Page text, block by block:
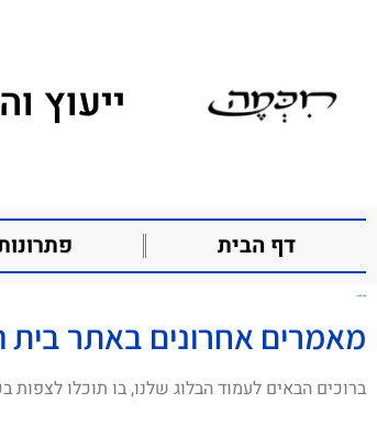
ייעוץ
דף הבית
אקס פקטור
מאמרים אחרונים באתר
ברוכים הבאים לעמוד הבלוג שלנו, בו תוכלו